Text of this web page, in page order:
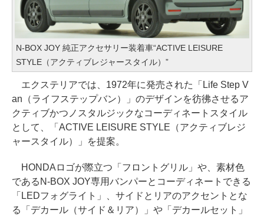
N-BOX JOY 純正アクセサリー装着車“ACTIVE LEISURE
STYLE（アクティブレジャースタイル）”
エクステリアでは、1972年に発売された「Life Step V
an（ライフステップバン）」のデザインを彷彿させるア
クティブかつノスタルジックなコーディネートスタイル
として、「ACTIVE LEISURE STYLE（アクティブレジ
ャースタイル）」を提案。
HONDAロゴが際立つ「フロントグリル」や、素材色
であるN-BOX JOY専用バンパーとコーディネートできる
「LEDフォグライト」、サイドとリアのアクセントとな
る「デカール（サイド＆リア）」や「デカールセット」